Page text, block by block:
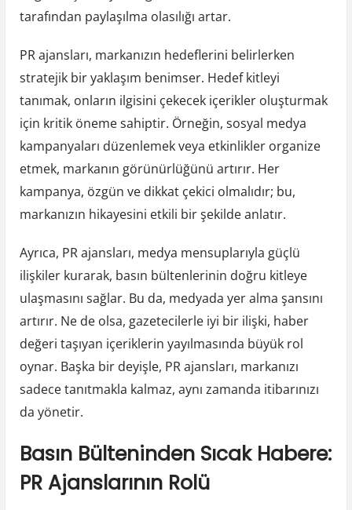
tarafından paylaşılma olasılığı artar.
PR ajansları, markanızın hedeflerini belirlerken
stratejik bir yaklaşım benimser. Hedef kitleyi
tanımak, onların ilgisini çekecek içerikler oluşturmak
için kritik öneme sahiptir. Örneğin, sosyal medya
kampanyaları düzenlemek veya etkinlikler organize
etmek, markanın görünürlüğünü artırır. Her
kampanya, özgün ve dikkat çekici olmalıdır; bu,
markanızın hikayesini etkili bir şekilde anlatır.
Ayrıca, PR ajansları, medya mensuplarıyla güçlü
ilişkiler kurarak, basın bültenlerinin doğru kitleye
ulaşmasını sağlar. Bu da, medyada yer alma şansını
artırır. Ne de olsa, gazetecilerle iyi bir ilişki, haber
değeri taşıyan içeriklerin yayılmasında büyük rol
oynar. Başka bir deyişle, PR ajansları, markanızı
sadece tanıtmakla kalmaz, aynı zamanda itibarınızı
da yönetir.
Basın Bülteninden Sıcak Habere:
PR Ajanslarının Rolü